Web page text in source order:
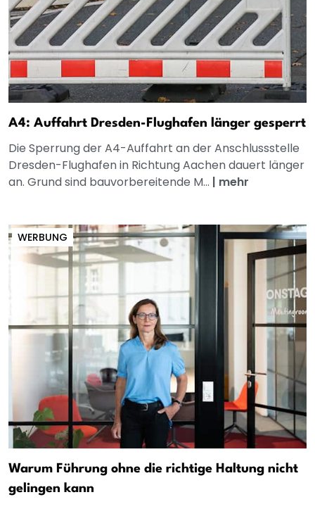
A4: Auffahrt Dresden-Flughafen länger gesperrt
Die Sperrung der A4-Auffahrt an der Anschlussstelle
Dresden-Flughafen in Richtung Aachen dauert länger
an. Grund sind bauvorbereitende M... | mehr
WERBUNG
Warum Führung ohne die richtige Haltung nicht
gelingen kann